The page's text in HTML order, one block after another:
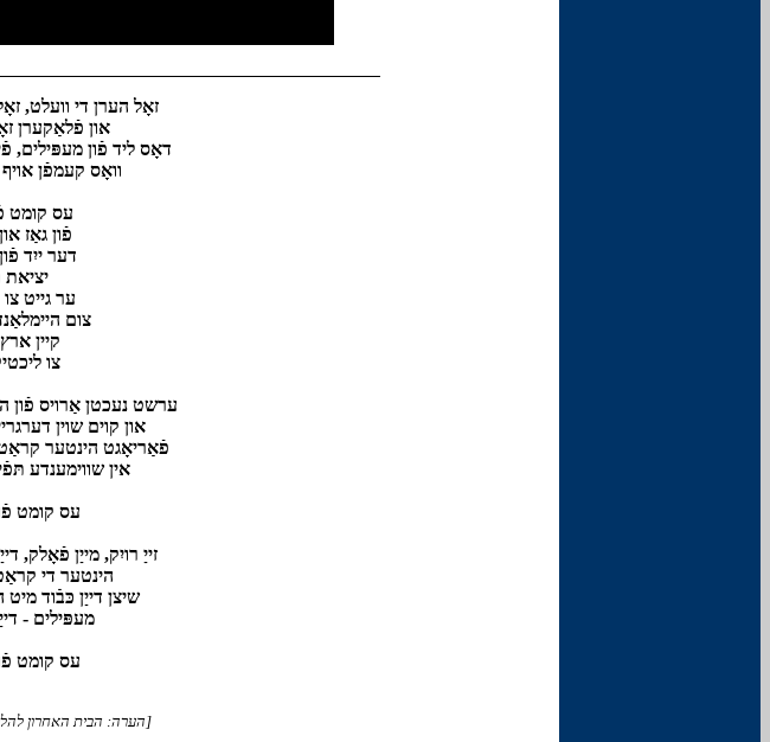
זאָל הערן די וועלט,
און פֿלאַקערן
דאָס ליד פֿון מעפּילים,
וואָס קעמפֿן
עס קומט
פֿון גאַז
דער ייִד
ער גייט צו
צום
קיין
צו
ערשט נעכטן אַרויס פֿון
און קוים שוין
פֿאַריאָגט הינטער
אין שווימענדע
עס קומט
זייַ רויִק, מייַן פֿאָלק,
הינטער די
שיצן דייַן כּבֿוד
מעפּילים -
עס קומט
[הערה: הבית האחרון